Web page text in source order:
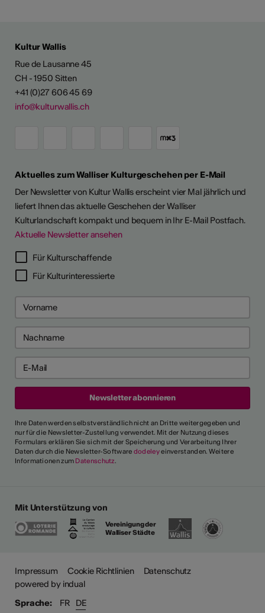
Kultur Wallis
Rue de Lausanne 45
CH - 1950 Sitten
+41 (0)27 606 45 69
info@kulturwallis.ch
Aktuelles zum Walliser Kulturgeschehen per E-Mail
Der Newsletter von Kultur Wallis erscheint vier Mal jährlich und
liefert Ihnen das aktuelle Geschehen der Walliser
Kulturlandschaft kompakt und bequem in Ihr E-Mail Postfach.
Aktuelle Newsletter ansehen
Für Kulturschaffende
Für Kulturinteressierte
Ihre Daten werden selbstverständlich nicht an Dritte weitergegeben und
nur für die Newsletter-Zustellung verwendet. Mit der Nutzung dieses
Formulars erklären Sie sich mit der Speicherung und Verarbeitung Ihrer
Daten durch die Newsletter-Software dodeleyeinverstanden. Weitere
Informationen zum Datenschutz.
Mit Unterstützung von
Vereinigung der
Walliser Städte
Impressum Cookie Richtlinien
Datenschutz
powered by indual
Sprache:
FR DE